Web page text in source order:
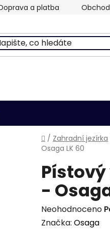
a platba
Domů
/ Zahradní jezírka
Osaga LK 60
-
Průměrné
hodnocení
Neohodnoceno
Značka: Osaga